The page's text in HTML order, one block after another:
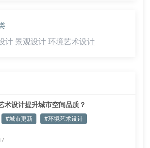
计景观设计环境艺术设计
术设计提升城市空间品质？
#城市更新 #环境艺术设计